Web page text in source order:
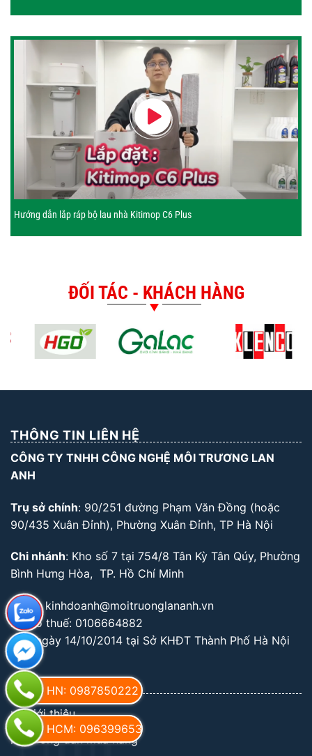
Hướng dẫn lắp ráp bộ lau nhà Kitimop C6 Plus
ĐỐI TÁC - KHÁCH HÀNG
THÔNG TIN LIÊN HỆ
CÔNG TY TNHH CÔNG NGHỆ MÔI TRƯƠNG LAN
ANH
Trụ sở chính: 90/251 đường Phạm Văn Đồng (hoặc
90/435 Xuân Đỉnh), Phường Xuân Đỉnh, TP Hà Nội
Chi nhánh: Kho số 7 tại 754/8 Tân Kỳ Tân Qúy, Phường
Bình Hưng Hòa, TP. Hồ Chí Minh
Email: kinhdoanh@moitruonglananh.vn
Mã số thuế: 0106664882
Cấp ngày 14/10/2014 tại Sở KHĐT Thành Phố Hà Nội
GIỚI THIỆU CHUNG
Giới thiệu
Hướng dẫn mua hàng
HN: 0987850222
HCM: 0963996534